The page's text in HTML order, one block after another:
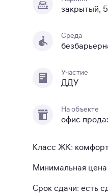
закрытый,
Среда
Участие
ДДУ
На объекте
офис
Класс ЖК:
Минимальная
Срок сдачи: есть